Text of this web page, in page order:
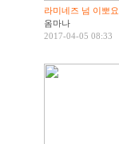
라미네즈 넘 이뽀요
옴마나
2017-04-05 08:33